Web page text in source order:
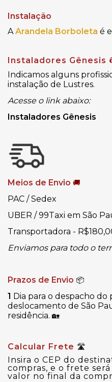
Instalação
A Arandela Borboleta é
Instaladores Gênesis
Indicamos alguns
instalação de Lustres.
Acesse o link abaixo:
Instaladores Gênesis
Meios de Envio 🚚
PAC / Sedex
UBER / 99Taxi em São
Transportadora -
Enviamos para todo o
Prazos de Envio 📦
1 Dia para o despacho
deslocamento de São
residência. 🏡
Calcular Frete 🛣
Insira o CEP do
compras, e o frete
valor no final da